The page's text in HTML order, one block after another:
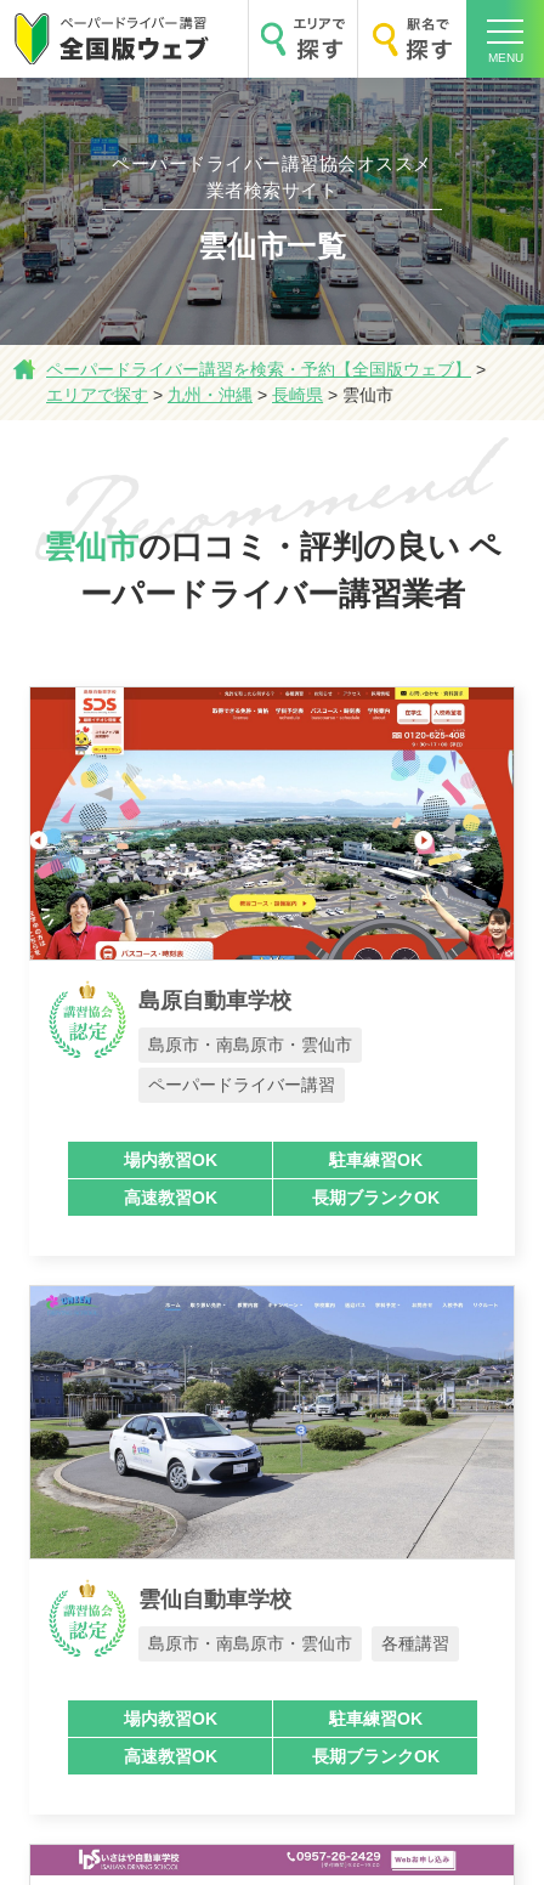
MENU
ホーム
エリアで探す
駅名で探す
おすすめ業者
講習トピックス
運営会社
ペーパードライバー講習協会オススメ
業者検索サイト
雲仙市一覧
ペーパードライバー講習を検索・予約【全国版ウェブ】
>
エリアで探す > 九州・沖縄 > 長崎県 > 雲仙市
雲仙市の口コミ・評判の良い ペ
ーパードライバー講習業者
島原自動車学校
島原市・南島原市・雲仙市
ペーパードライバー講習
場内教習OK
駐車練習OK
高速教習OK
長期ブランクOK
雲仙自動車学校
島原市・南島原市・雲仙市 各種講習
場内教習OK
駐車練習OK
高速教習OK
長期ブランクOK